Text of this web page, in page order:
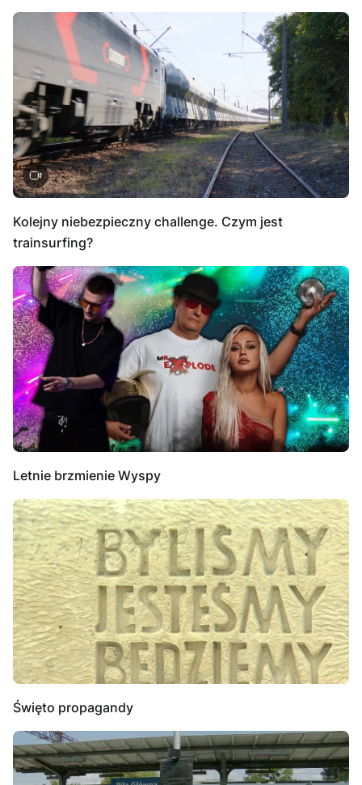
Kolejny niebezpieczny challenge. Czym jest
trainsurfing?
Letnie brzmienie Wyspy
Święto propagandy